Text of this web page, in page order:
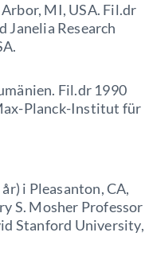
MI, USA. Fil.dr
Janelia Research
Fil.dr 1990
Planck-Institut für
i Pleasanton, CA,
S. Mosher Professor
Stanford University,